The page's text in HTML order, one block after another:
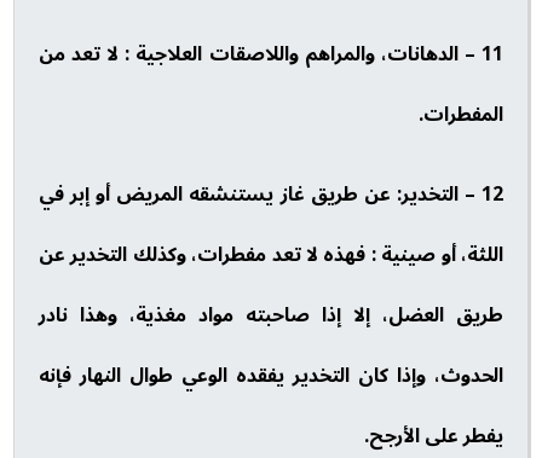
11 – الدهانات، والمراهم واللاصقات العلاجية : لا تعد من
المفطرات.
12 – التخدير: عن طريق غاز يستنشقه المريض أو إبر في
اللثة، أو صينية : فهذه لا تعد مفطرات، وكذلك التخدير عن
طريق العضل، إلا إذا صاحبته مواد مغذية، وهذا نادر
الحدوث، وإذا كان التخدير يفقده الوعي طوال النهار فإنه
يفطر على الأرجح.